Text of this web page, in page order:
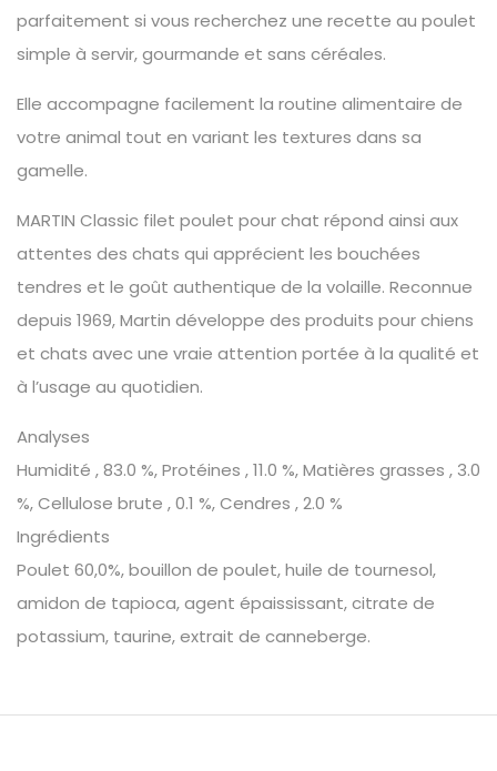
parfaitement si vous recherchez une recette au poulet
simple à servir, gourmande et sans céréales.
Elle accompagne facilement la routine alimentaire de
votre animal tout en variant les textures dans sa
gamelle.
MARTIN Classic filet poulet pour chat répond ainsi aux
attentes des chats qui apprécient les bouchées
tendres et le goût authentique de la volaille. Reconnue
depuis 1969, Martin développe des produits pour chiens
et chats avec une vraie attention portée à la qualité et
à l’usage au quotidien.
Analyses
Humidité , 83.0 %, Protéines , 11.0 %, Matières grasses , 3.0
%, Cellulose brute , 0.1 %, Cendres , 2.0 %
Ingrédients
Poulet 60,0%, bouillon de poulet, huile de tournesol,
amidon de tapioca, agent épaississant, citrate de
potassium, taurine, extrait de canneberge.